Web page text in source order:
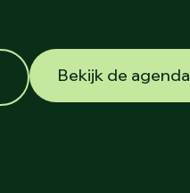
Bekijk de agenda